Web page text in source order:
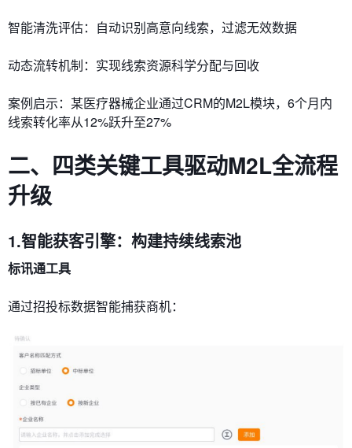
​​智能清洗评估​​：自动识别高意向线索，过滤无效数据
​​动态流转机制​​：实现线索资源科学分配与回收
​​案例启示​​：某医疗器械企业通过CRM的M2L模块，6个月内
线索转化率从12%跃升至27%
二、四类关键工具驱动M2L全流程
升级
1.智能获客引擎：构建持续线索池
​​标讯通工具​​
通过招投标数据智能捕获商机：